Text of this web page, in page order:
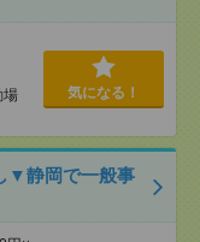
場
気になる！
▼静岡で一般事